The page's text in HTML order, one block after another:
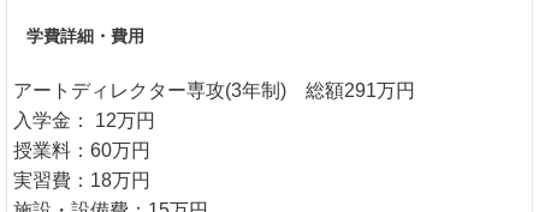
学費詳細・費用
アートディレクター専攻(3年制) 総額291万円
入学金： 12万円
授業料：60万円
実習費：18万円